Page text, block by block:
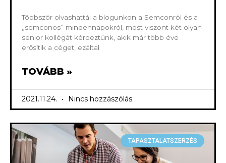
Többször olvashattál a blogunkon a Semconról és a
„semconos” mindennapokról, most viszont két olyan
senior kollégát kérdeztünk, akik már több éve
erősítik a céget, ezáltal
TOVÁBB »
2021.11.24. Nincs hozzászólás
TAPASZTALATSZERZÉS